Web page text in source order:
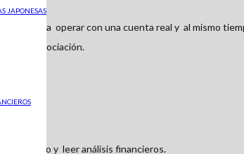
JAPONESAS
operar con una cuenta real y al mismo
de negociación.
mercado y leer análisis financieros.